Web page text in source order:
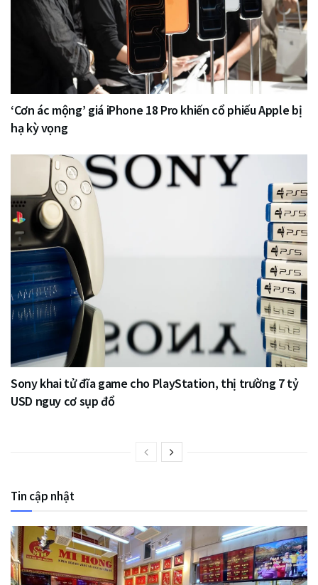
‘Cơn ác mộng’ giá iPhone 18 Pro khiến cổ phiếu Apple bị
hạ kỳ vọng
Sony khai tử đĩa game cho PlayStation, thị trường 7 tỷ
USD nguy cơ sụp đổ
Tin cập nhật